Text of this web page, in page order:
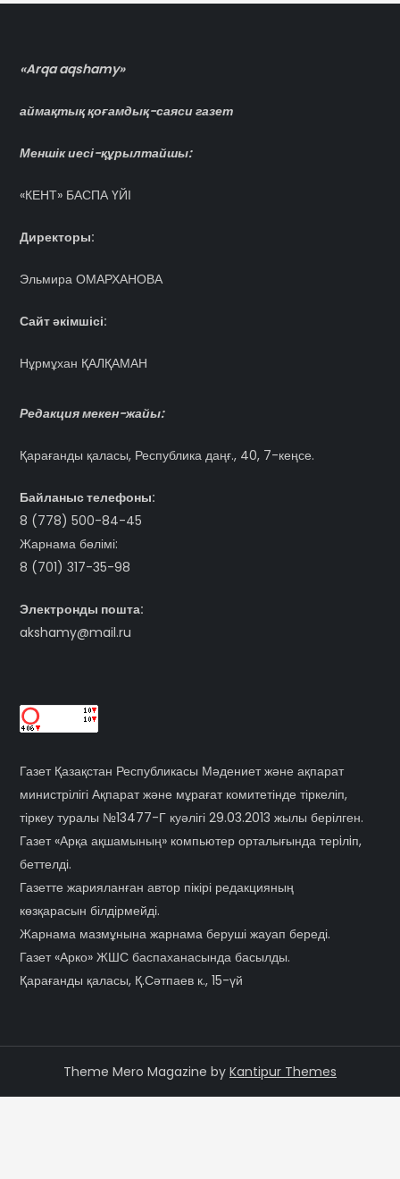
«Arqa aqshamy»
аймақтық қоғамдық-саяси газет
Меншік иесі-құрылтайшы:
«КЕНТ» БАСПА ҮЙІ
Директоры:
Эльмира ОМАРХАНОВА
Сайт әкімшісі:
Нұрмұхан ҚАЛҚАМАН
Редакция мекен-жайы:
Қарағанды қаласы, Республика даңғ., 40, 7-кеңсе.
Байланыс телефоны:
8 (778) 500-84-45
Жарнама бөлімі:
8 (701) 317-35-98
Электронды пошта:
akshamy@mail.ru
Газет Қазақстан Республикасы Мәдениет және ақпарат
министрілігі Ақпарат және мұрағат комитетінде тіркеліп,
тіркеу туралы №13477-Г куәлігі 29.03.2013 жылы берілген.
Газет «Арқа ақшамының» компьютер орталығында терiлiп,
беттелді.
Газетте жарияланған автор пікірі редакцияның
көзқарасын білдірмейді.
Жарнама мазмұнына жарнама беруші жауап береді.
Газет «Арко» ЖШС баспаханасында басылды.
Қарағанды қаласы, Қ.Сәтпаев к., 15-үй
Theme Mero Magazine by Kantipur Themes